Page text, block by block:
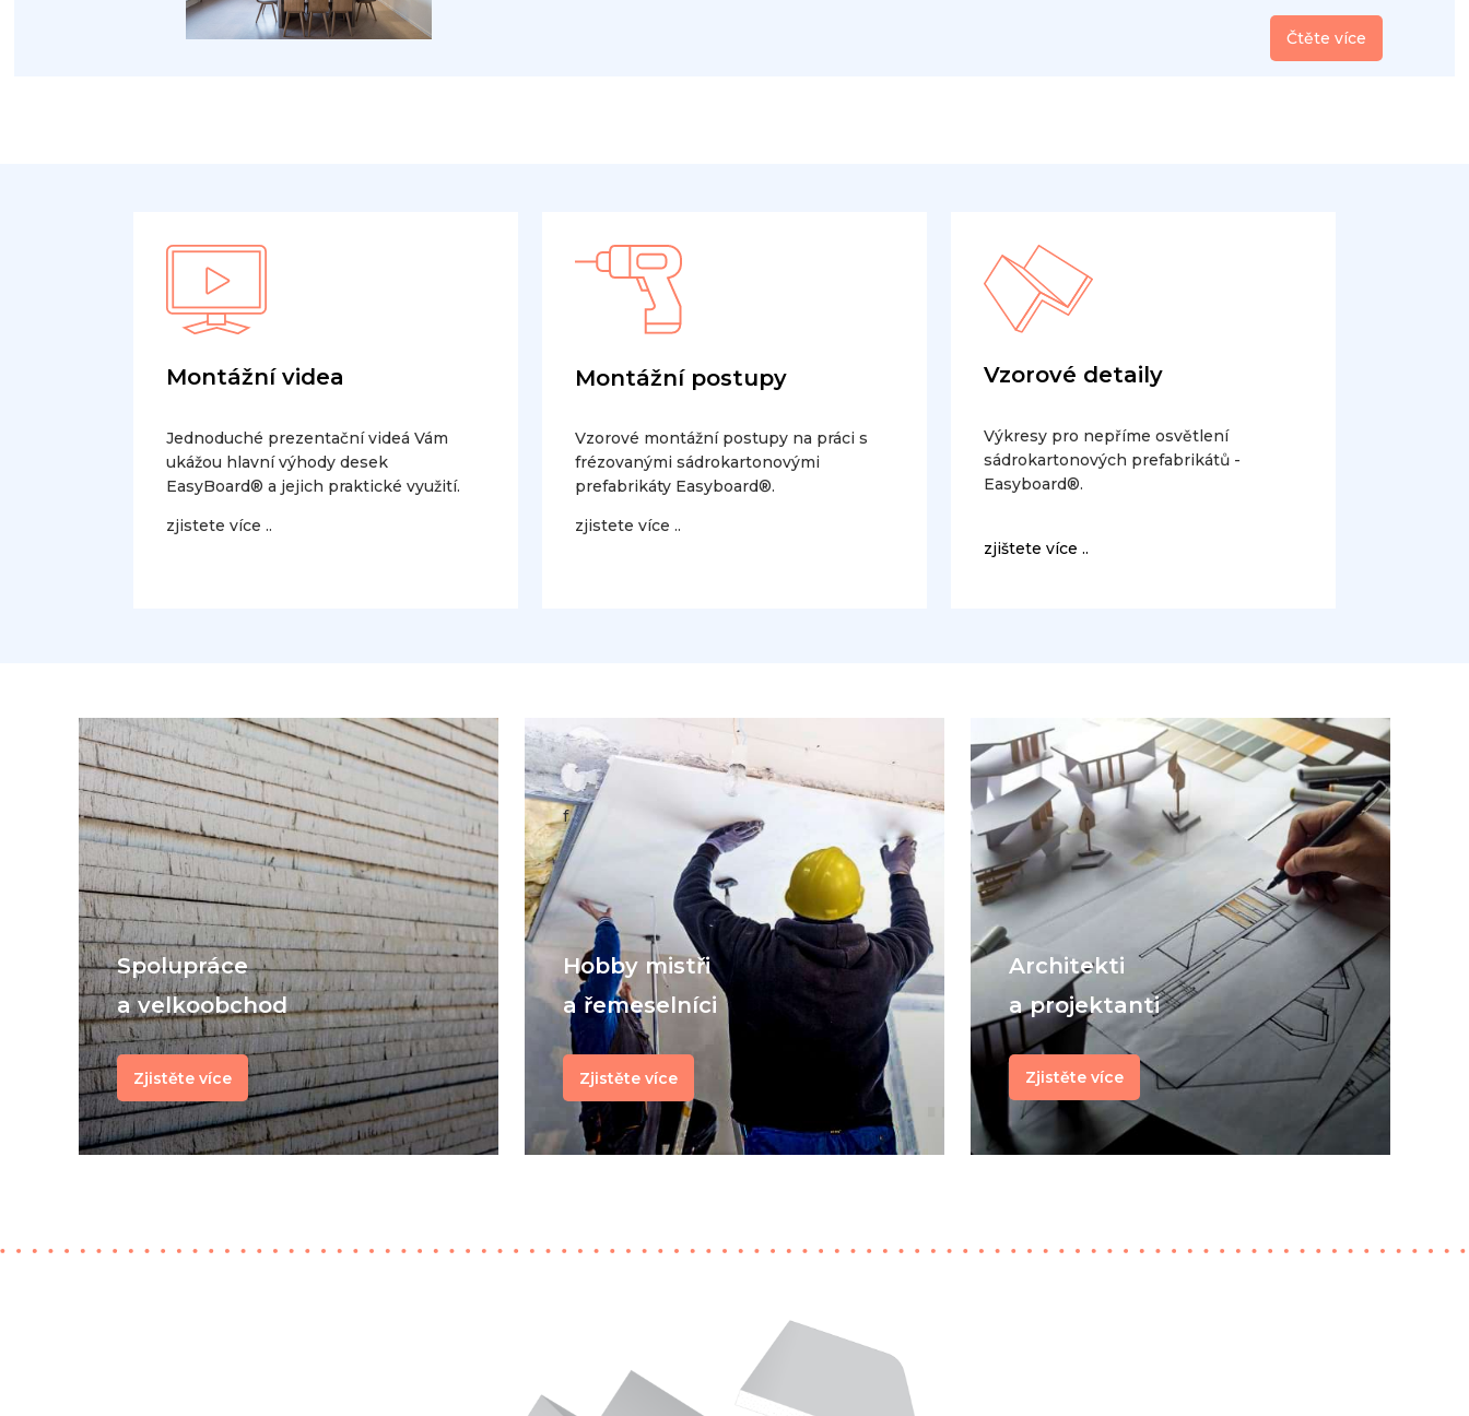
Čtěte více
Montážní videa
Jednoduché prezentační videá Vám
ukážou hlavní výhody desek
EasyBoard® a jejich praktické využití.
zjistete více ..
Montážní postupy
Vzorové montážní postupy na práci s
frézovanými sádrokartonovými
prefabrikáty Easyboard®.
zjistete více ..
Vzorové detaily
Výkresy pro nepříme osvětlení
sádrokartonových prefabrikátů -
Easyboard®.
zjištete více ..
Spolupráce
a velkoobchod
Zjistěte více
f
Hobby mistři
a řemeselníci
Zjistěte více
Architekti
a projektanti
Zjistěte více